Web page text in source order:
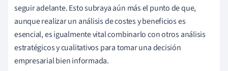
seguir adelante. Esto subraya aún más el punto de que,
aunque realizar un análisis de costes y beneficios es
esencial, es igualmente vital combinarlo con otros análisis
estratégicos y cualitativos para tomar una decisión
empresarial bien informada.